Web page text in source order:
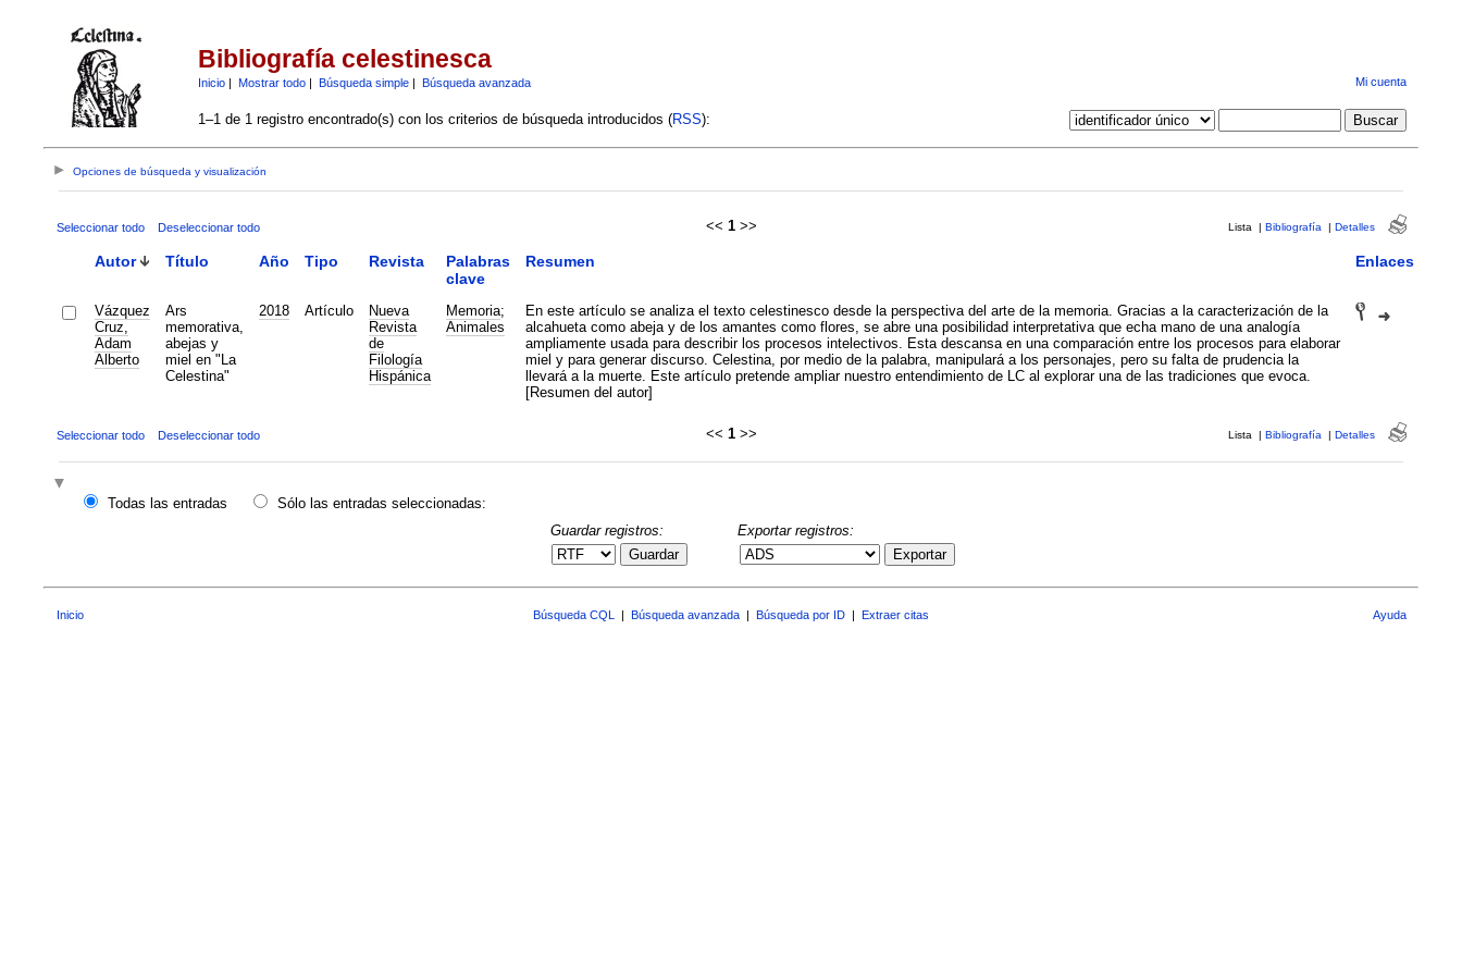
Bibliografía celestinesca
Inicio| Mostrar todo| Búsqueda simple| Búsqueda avanzada Mi cuenta
1–1 de 1 registro encontrado(s) con los criterios de búsqueda introducidos (RSS):
Opciones de búsqueda y visualización
Seleccionar todo Deseleccionar todo << 1 >> Lista | Bibliografía | Detalles
Autor Título Año Tipo Revista
Palabras
clave
Resumen Enlaces
Vázquez
Cruz,
Adam
Alberto
Ars
memorativa,
abejas y
miel en "La
Celestina"
2018 Artículo
Nueva
Revista
de
Filología
Hispánica
Memoria;
Animales
En este artículo se analiza el texto celestinesco desde la perspectiva del arte de la memoria. Gracias a la caracterización de la
alcahueta como abeja y de los amantes como flores, se abre una posibilidad interpretativa que echa mano de una analogía
ampliamente usada para describir los procesos intelectivos. Esta descansa en una comparación entre los procesos para elaborar
miel y para generar discurso. Celestina, por medio de la palabra, manipulará a los personajes, pero su falta de prudencia la
llevará a la muerte. Este artículo pretende ampliar nuestro entendimiento de LC al explorar una de las tradiciones que evoca.
[Resumen del autor]
Seleccionar todo Deseleccionar todo << 1 >> Lista | Bibliografía | Detalles
Todas las entradas
Sólo las entradas seleccionadas:
Guardar registros:
Guardar
Exportar registros:
Exportar
Inicio Búsqueda CQL Búsqueda avanzada Búsqueda por ID Extraer citas Ayuda